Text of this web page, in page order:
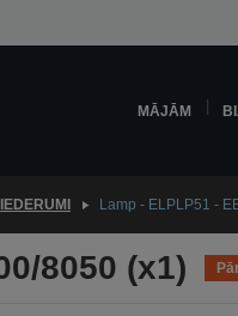
MĀJĀM
Lamp - ELPLP51 -
8050 (x1)